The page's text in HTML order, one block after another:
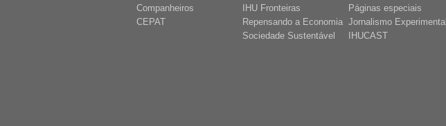
Companheiros
CEPAT
IHU Fronteiras
Repensando a Economia
Sociedade Sustentável
Páginas especiais
Jornalismo Experimental
IHUCAST